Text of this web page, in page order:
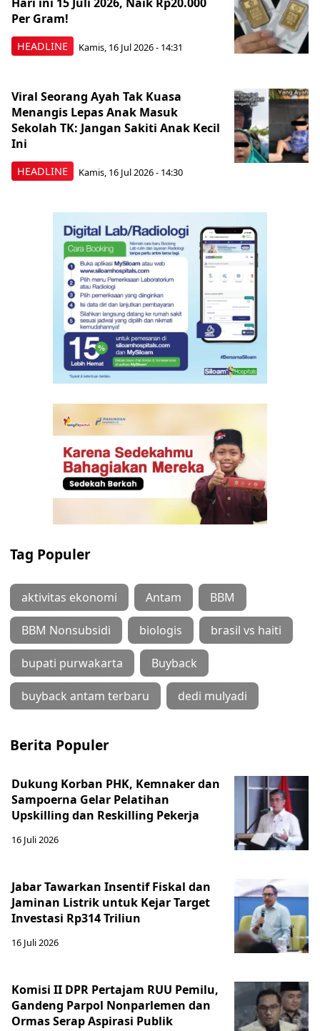
HEADLINE
Per Gram!
Kamis, 16 Jul 2026 - 14:31
HEADLINE
Viral Seorang Ayah Tak Kuasa
Menangis Lepas Anak Masuk
Sekolah TK: Jangan Sakiti Anak Kecil
Ini
Kamis, 16 Jul 2026 - 14:30
Tag Populer
aktivitas ekonomi Antam BBM
BBM Nonsubsidi biologis brasil vs haiti
bupati purwakarta Buyback
buyback antam terbaru dedi mulyadi
Berita Populer
Dukung Korban PHK, Kemnaker dan
Sampoerna Gelar Pelatihan
Upskilling dan Reskilling Pekerja
16 Juli 2026
Jabar Tawarkan Insentif Fiskal dan
Jaminan Listrik untuk Kejar Target
Investasi Rp314 Triliun
16 Juli 2026
Komisi II DPR Pertajam RUU Pemilu,
Gandeng Parpol Nonparlemen dan
Ormas Serap Aspirasi Publik